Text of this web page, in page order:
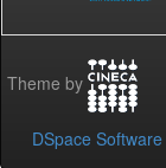
Theme by
DSpace Software